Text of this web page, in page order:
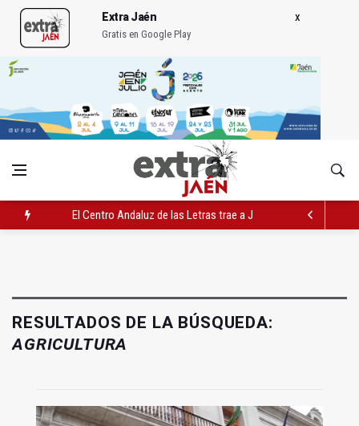
Extra Jaén
Gratis en Google Play
El Centro Andaluz de las Letras trae a Jaén al filósofo Omar
RESULTADOS DE LA BÚSQUEDA:
AGRICULTURA